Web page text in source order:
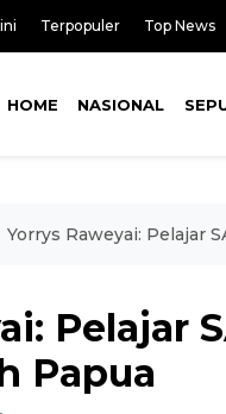
Terpopuler Top News
HOME NASIONAL
Yorrys Raweyai: Pelajar
Pelajar
Papua